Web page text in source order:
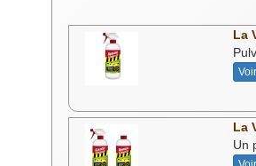
La
La
Un